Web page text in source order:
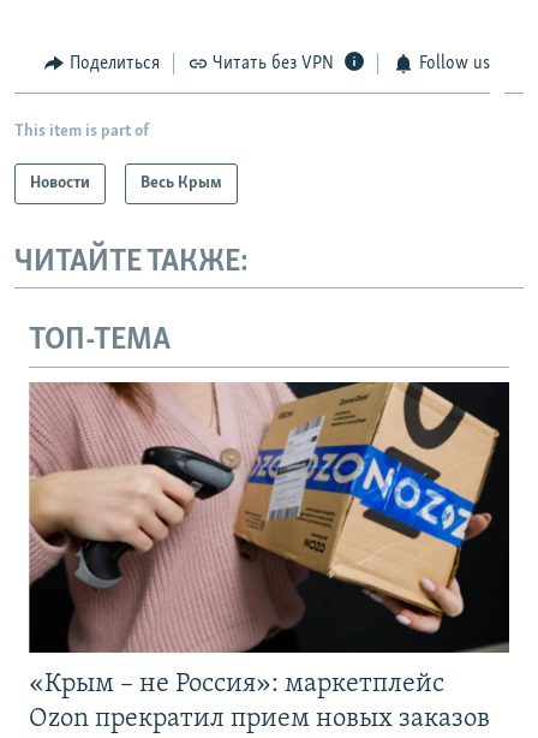
Поделиться Читать без VPN Follow us
This item is part of
Новости Весь Крым
ЧИТАЙТЕ ТАКЖЕ:
ТОП-ТЕМА
«Крым – не Россия»: маркетплейс
Ozon прекратил прием новых заказов